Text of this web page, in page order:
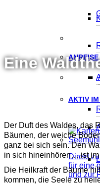
AKTIV
ANREISE
Direkt
für eine
und zur
Eine
Der Duft des Waldes, das
Bäumen, der weiche
ganz bei sich sein. Den
in sich hineinhören… ist
Die Heilkraft der Bäume
kommen, die Seele zu